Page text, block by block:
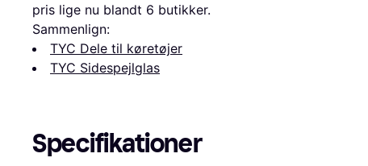
pris lige nu blandt 6 butikker.
Sammenlign:
TYC Dele til køretøjer
TYC Sidespejlglas
Specifikationer